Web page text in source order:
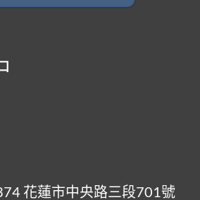
花蓮市中央路三段701號